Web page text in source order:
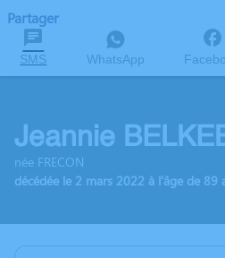
Partager
SMS WhatsApp
Jeannie
née FRECON
décédée le 2 mars 2022 à l'âge de 89